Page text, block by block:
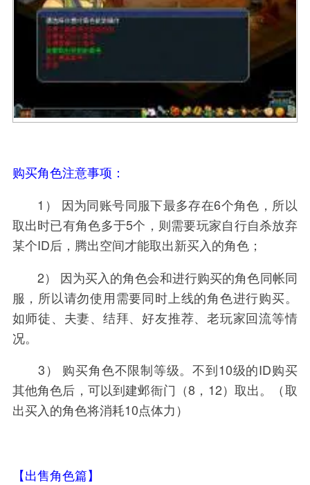
购买角色注意事项：
1） 因为同账号同服下最多存在6个角色，所以
取出时已有角色多于5个，则需要玩家自行自杀放弃
某个ID后，腾出空间才能取出新买入的角色；
2） 因为买入的角色会和进行购买的角色同帐同
服，所以请勿使用需要同时上线的角色进行购买。
如师徒、夫妻、结拜、好友推荐、老玩家回流等情
况。
3） 购买角色不限制等级。不到10级的ID购买
其他角色后，可以到建邺衙门（8，12）取出。（取
出买入的角色将消耗10点体力）
【出售角色篇】